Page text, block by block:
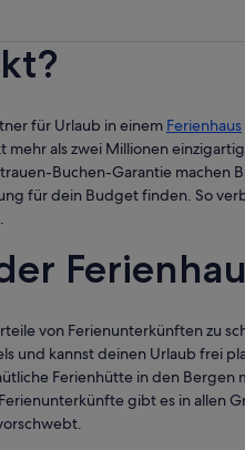
für Urlaub in einem Ferienhaus
als zwei Millionen
Buchen-Garantie machen
für dein Budget finden. So
von Ferienunterkünften zu
und kannst deinen Urlaub frei
Ferienhütte in den Bergen
gibt es in allen